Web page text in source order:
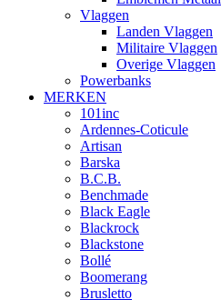
Vlaggen
Landen Vlaggen
Militaire Vlaggen
Overige Vlaggen
Powerbanks
MERKEN
101inc
Ardennes-Coticule
Artisan
Barska
B.C.B.
Benchmade
Black Eagle
Blackrock
Blackstone
Bollé
Boomerang
Brusletto